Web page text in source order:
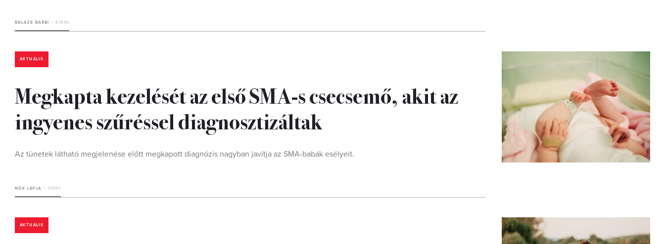
BALÁZS BARBI 8 PERC
AKTUÁLIS
Megkapta kezelését az első SMA-s csecsemő, akit az
ingyenes szűréssel diagnosztizáltak
Az tünetek látható megjelenése előtt megkapott diagnózis nagyban javítja az SMA-babák esélyeit.
NŐK LAPJA 3 PERC
AKTUÁLIS